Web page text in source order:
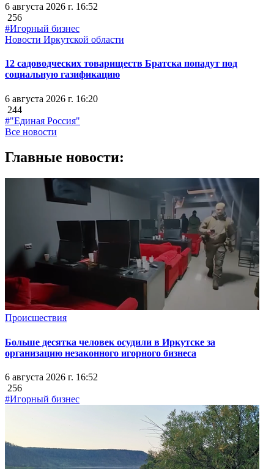
6 августа 2026 г. 16:52
256
#Игорный бизнес
Новости Иркутской области
12 садоводческих товариществ Братска попадут под
социальную газификацию
6 августа 2026 г. 16:20
244
#"Единая Россия"
Все новости
Главные новости:
Происшествия
Больше десятка человек осудили в Иркутске за
организацию незаконного игорного бизнеса
6 августа 2026 г. 16:52
256
#Игорный бизнес